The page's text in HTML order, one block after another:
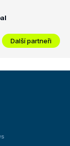
Další partneři